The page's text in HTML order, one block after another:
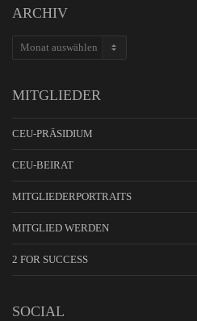
ARCHIV
ARCHIV
MITGLIEDER
CEU-PRÄSIDIUM
CEU-BEIRAT
MITGLIEDERPORTRAITS
MITGLIED WERDEN
2 FOR SUCCESS
SOCIAL